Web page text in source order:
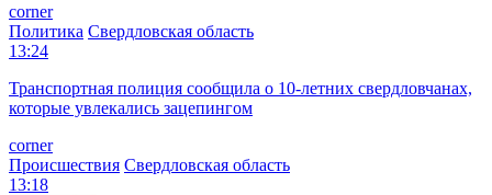
corner
Политика Свердловская область
13:24
Транспортная полиция сообщила о 10-летних свердловчанах,
которые увлекались зацепингом
corner
Происшествия Свердловская область
13:18